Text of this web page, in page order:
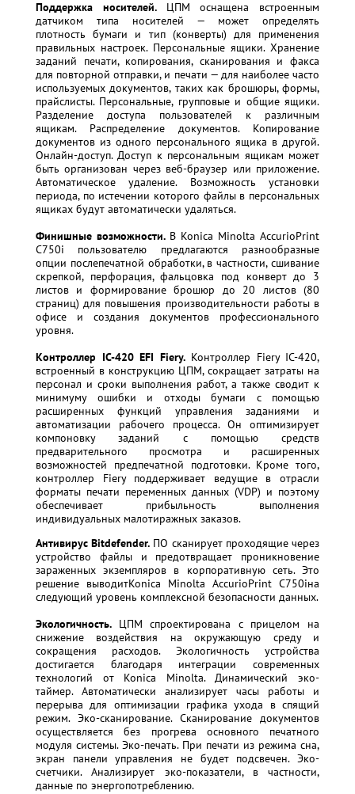
Поддержка носителей. ЦПМ оснащена встроенным
датчиком типа носителей — может определять
плотность бумаги и тип (конверты) для применения
правильных настроек. Персональные ящики. Хранение
заданий печати, копирования, сканирования и факса
для повторной отправки, и печати — для наиболее часто
используемых документов, таких как брошюры, формы,
прайслисты. Персональные, групповые и общие ящики.
Разделение доступа пользователей к различным
ящикам. Распределение документов. Копирование
документов из одного персонального ящика в другой.
Онлайн-доступ. Доступ к персональным ящикам может
быть организован через веб-браузер или приложение.
Автоматическое удаление. Возможность установки
периода, по истечении которого файлы в персональных
ящиках будут автоматически удаляться.
Финишные возможности. В Konica Minolta AccurioPrint
C750i пользователю предлагаются разнообразные
опции послепечатной обработки, в частности, сшивание
скрепкой, перфорация, фальцовка под конверт до 3
листов и формирование брошюр до 20 листов (80
страниц) для повышения производительности работы в
офисе и создания документов профессионального
уровня.
Контроллер IC-420 EFI Fiery.Контроллер Fiery IC-420,
встроенный в конструкцию ЦПМ, сокращает затраты на
персонал и сроки выполнения работ, а также сводит к
минимуму ошибки и отходы бумаги с помощью
расширенных функций управления заданиями и
автоматизации рабочего процесса. Он оптимизирует
компоновку заданий с помощью средств
предварительного просмотра и расширенных
возможностей предпечатной подготовки. Кроме того,
контроллер Fiery поддерживает ведущие в отрасли
форматы печати переменных данных (VDP) и поэтому
обеспечивает прибыльность выполнения
индивидуальных малотиражных заказов.
Антивирус Bitdefender. ПО сканирует проходящие через
устройство файлы и предотвращает проникновение
зараженных экземпляров в корпоративную сеть. Это
решение выводитKonica Minolta AccurioPrint C750iна
следующий уровень комплексной безопасности данных.
Экологичность. ЦПМ спроектирована с прицелом на
снижение воздействия на окружающую среду и
сокращения расходов. Экологичность устройства
достигается благодаря интеграции современных
технологий от Konica Minolta. Динамический эко-
таймер. Автоматически анализирует часы работы и
перерыва для оптимизации графика ухода в спящий
режим. Эко-сканирование. Сканирование документов
осуществляется без прогрева основного печатного
модуля системы. Эко-печать. При печати из режима сна,
экран панели управления не будет подсвечен. Эко-
счетчики. Анализирует эко-показатели, в частности,
данные по энергопотреблению.